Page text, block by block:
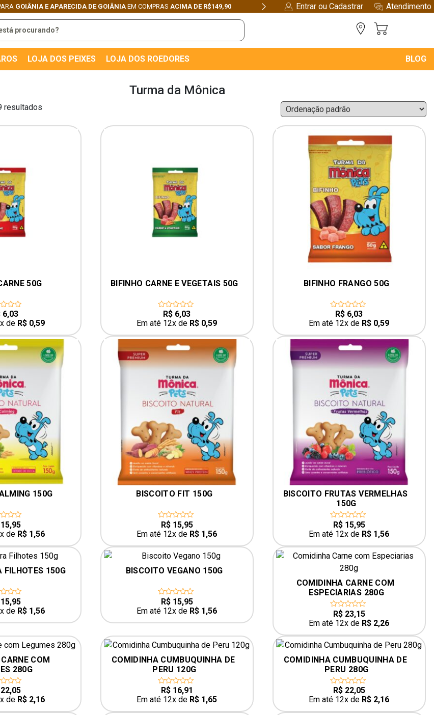
GOIÂNIA E APARECIDA DE GOIÂNIA EM COMPRAS ACIMA DE R$149,90
Next
Entrar ou Cadastrar
Atendimento
LOJA DOS PEIXES LOJA DOS ROEDORES BLOG
Turma da Mônica
resultados
50G
6,03
de R$ 0,59
BIFINHO CARNE E VEGETAIS 50G
out
of
5
R$ 6,03
Em até 12x de R$ 0,59
BIFINHO FRANGO 50G
out
of
5
R$ 6,03
Em até 12x de R$ 0,59
150G
de R$ 1,56
BISCOITO FIT 150G
out
of
5
R$15,95
Em até 12x de R$ 1,56
BISCOITO FRUTAS VERMELHAS
150G
out
of
5
R$15,95
Em até 12x de R$ 1,56
FILHOTES 150G
de R$ 1,56
BISCOITO VEGANO 150G
0
out
of
5
R$15,95
Em até 12x de R$ 1,56
COMIDINHA CARNE COM
ESPECIARIAS 280G
0
out
of
5
R$23,15
Em até 12x de R$ 2,26
COM
280G
de R$ 2,16
COMIDINHA CUMBUQUINHA DE
PERU 120G
out
of
5
R$16,91
Em até 12x de R$ 1,65
COMIDINHA CUMBUQUINHA DE
PERU 280G
out
of
5
R$22,05
Em até 12x de R$ 2,16